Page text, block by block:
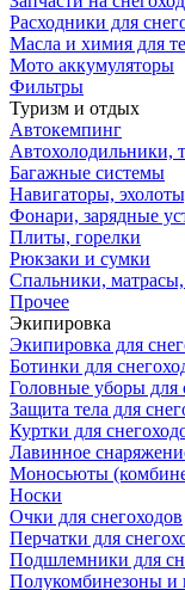
Расходники для
Масла и химия для
Мото аккумуляторы
Фильтры
Туризм и отдых
Автокемпинг
Автохолодильники,
Багажные системы
Навигаторы,
Фонари, зарядные
Плиты, горелки
Рюкзаки и сумки
Спальники,
Прочее
Экипировка
Экипировка для
Ботинки для
Головные уборы для
Защита тела для
Куртки для
Лавинное
Моносьюты
Носки
Очки для снегоходов
Перчатки для
Подшлемники для
Полукомбинезоны и